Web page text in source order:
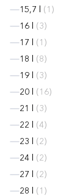
15,7 l
(1)
16 l
(3)
17 l
(1)
18 l
(8)
19 l
(3)
20 l
(16)
21 l
(3)
22 l
(4)
23 l
(2)
24 l
(2)
27 l
(2)
28 l
(1)